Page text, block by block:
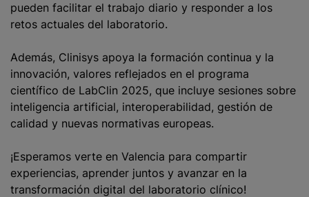
pueden facilitar el trabajo diario y responder a los
retos actuales del laboratorio.
Además, Clinisys apoya la formación continua y la
innovación, valores reflejados en el programa
científico de LabClin 2025, que incluye sesiones sobre
inteligencia artificial, interoperabilidad, gestión de
calidad y nuevas normativas europeas.
¡Esperamos verte en Valencia para compartir
experiencias, aprender juntos y avanzar en la
transformación digital del laboratorio clínico!